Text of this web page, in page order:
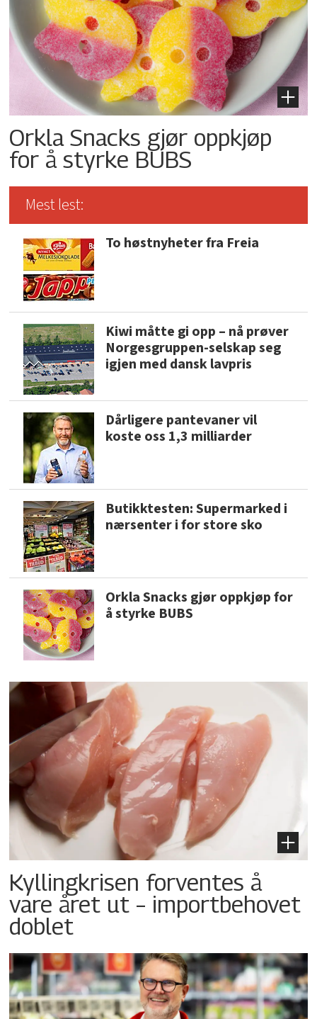
Orkla Snacks gjør oppkjøp
for å styrke BUBS
Mest lest:
To høstnyheter fra Freia
Kiwi måtte gi opp – nå prøver
Norgesgruppen-selskap seg
igjen med dansk lavpris
Dårligere pantevaner vil
koste oss 1,3 milliarder
Butikktesten: Supermarked i
nærsenter i for store sko
Orkla Snacks gjør oppkjøp for
å styrke BUBS
Kyllingkrisen forventes å
vare året ut – importbehovet
doblet